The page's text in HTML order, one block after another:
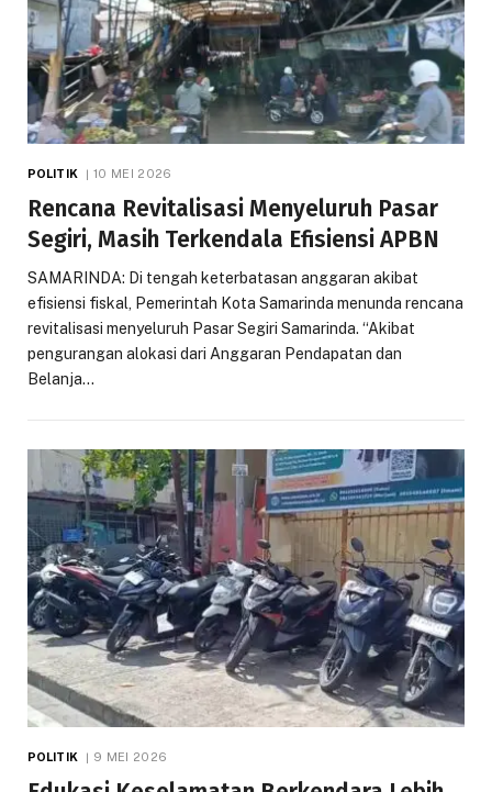
POLITIK 10 MEI 2026
Rencana Revitalisasi Menyeluruh Pasar
Segiri, Masih Terkendala Efisiensi APBN
SAMARINDA: Di tengah keterbatasan anggaran akibat
efisiensi fiskal, Pemerintah Kota Samarinda menunda rencana
revitalisasi menyeluruh Pasar Segiri Samarinda. “Akibat
pengurangan alokasi dari Anggaran Pendapatan dan
Belanja…
POLITIK 9 MEI 2026